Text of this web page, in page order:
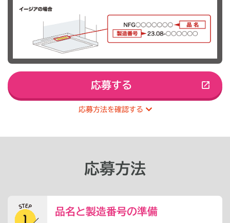
応募する
応募方法を確認する
応募方法
品名と製造番号の準備